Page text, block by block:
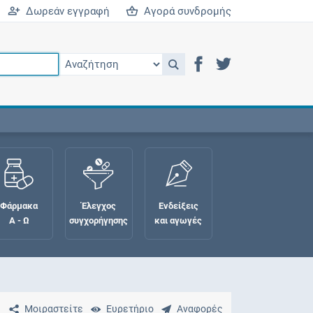
Δωρεάν εγγραφή Αγορά συνδρομής
Φάρμακα
Α - Ω
Έλεγχος
συγχορήγησης
Ενδείξεις
και αγωγές
Μοιραστείτε Ευρετήριο Αναφορές